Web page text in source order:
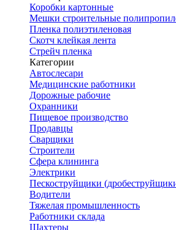
Коробки картонные
Мешки строительные
Пленка полиэтиленовая
Скотч клейкая лента
Стрейч пленка
Категории
Автослесари
Медицинские работники
Дорожные рабочие
Охранники
Пищевое производство
Продавцы
Сварщики
Строители
Сфера клининга
Электрики
Пескоструйщики
Водители
Тяжелая промышленность
Работники склада
Шахтеры